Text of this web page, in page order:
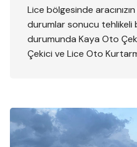
Lice bölgesinde
durumlar sonucu tehlikeli
durumunda Kaya Oto
Çekici ve Lice Oto